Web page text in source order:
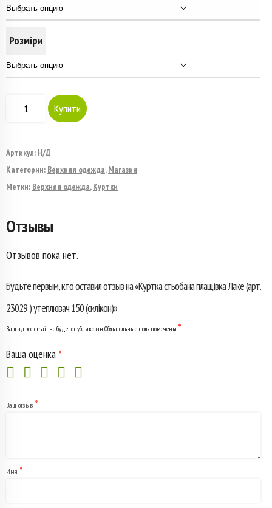
Розміри
Количество
Куртка
стьобана
Лаке
(арт.
)
утеплювач
150
(силікон)
Купити
Артикул: Н/Д
Категории: Верхняя одежда,Магазин
Метки: Верхняя одежда,Куртки
Отзывы
Отзывов пока нет.
Будьте первым, кто оставил отзыв на «Куртка стьобана плащівка Лаке (арт.
23029 ) утеплювач 150 (силікон)»
Ваш адрес email не будет опубликован. Обязательные поля помечены *
Ваша оценка *
Ваш отзыв *
Имя *